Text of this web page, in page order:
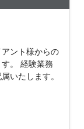
ント様からの
。 経験業務
いたします。